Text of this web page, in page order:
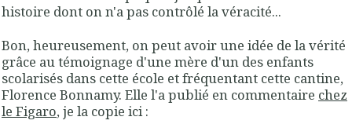
histoire dont on n'a pas contrôlé la véracité...
Bon, heureusement, on peut avoir une idée de la vérité
grâce au témoignage d'une mère d'un des enfants
scolarisés dans cette école et fréquentant cette cantine,
Florence Bonnamy. Elle l'a publié en commentaire chez
le Figaro, je la copie ici :